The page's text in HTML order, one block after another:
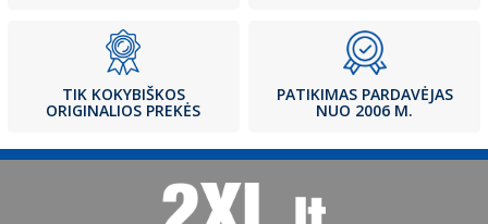
TIK KOKYBIŠKOS
ORIGINALIOS PREKĖS
PATIKIMAS PARDAVĖJAS
NUO 2006 M.